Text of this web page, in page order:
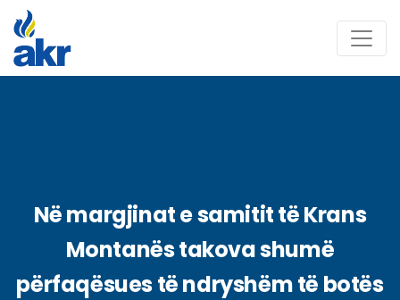
Në margjinat e samitit të Krans
Montanës takova shumë
përfaqësues të ndryshëm të botës